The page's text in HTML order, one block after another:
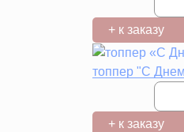
+ к заказу
топпер "С
+ к заказу